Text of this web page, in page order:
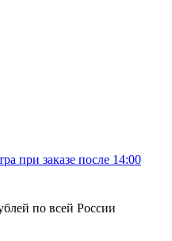
при заказе после 14:00
по всей России